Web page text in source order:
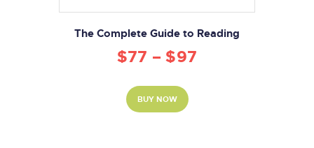
The Complete Guide to Reading
$77 –$97
BUY NOW